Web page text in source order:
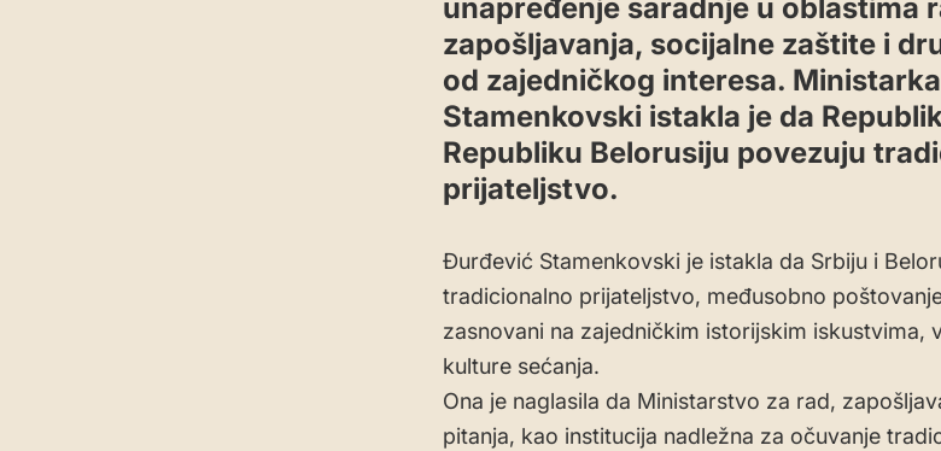
unapređenje saradnje u oblastima
zapošljavanja, socijalne zaštite i
od zajedničkog interesa.
Stamenkovski istakla je da
Republiku Belorusiju povezuju
prijateljstvo.
Đurđević Stamenkovski je istakla da Srbiju i
tradicionalno prijateljstvo, međusobno
zasnovani na zajedničkim istorijskim iskustvima,
kulture sećanja.
Ona je naglasila da Ministarstvo za rad,
pitanja, kao institucija nadležna za očuvanje